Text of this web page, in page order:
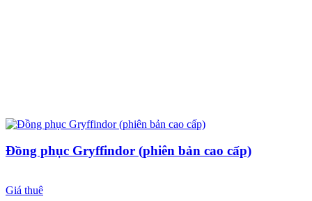
Đồng phục Gryffindor (phiên bản cao cấp)
Giá thuê